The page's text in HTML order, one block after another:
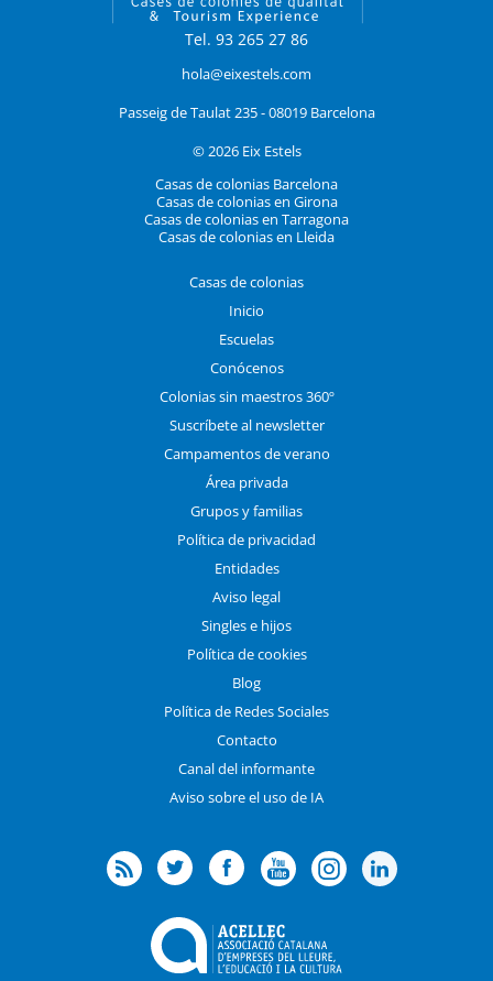
Tel. 93 265 27 86
hola@eixestels.com
Passeig de Taulat 235 - 08019 Barcelona
© 2026 Eix Estels
Casas de colonias Barcelona
Casas de colonias en Girona
Casas de colonias en Tarragona
Casas de colonias en Lleida
Casas de colonias
Inicio
Escuelas
Conócenos
Colonias sin maestros 360º
Suscríbete al newsletter
Campamentos de verano
Área privada
Grupos y familias
Política de privacidad
Entidades
Aviso legal
Singles e hijos
Política de cookies
Blog
Política de Redes Sociales
Contacto
Canal del informante
Aviso sobre el uso de IA